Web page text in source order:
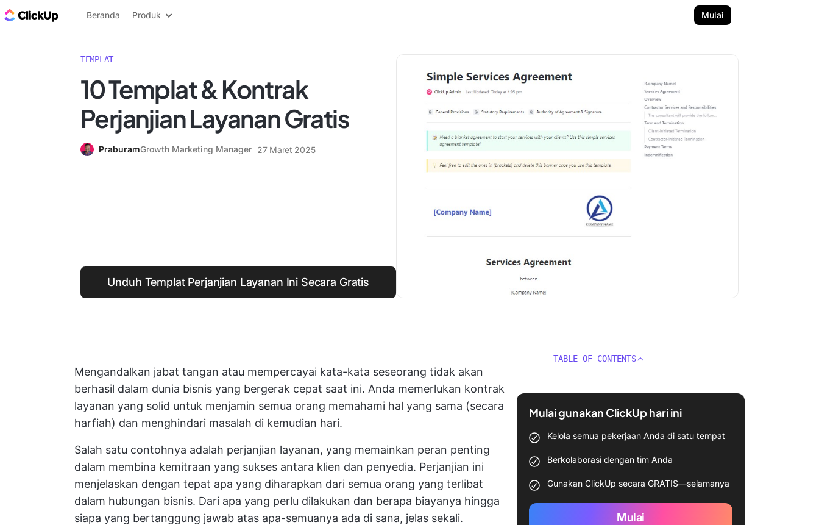
Blog ClickUp
Beranda Produk Mulai
TEMPLAT
10 Templat & Kontrak
Perjanjian Layanan Gratis
PraburamGrowth Marketing Manager 27 Maret 2025
Unduh Templat Perjanjian Layanan Ini Secara Gratis
Mengandalkan jabat tangan atau mempercayai kata-kata seseorang tidak akan
berhasil dalam dunia bisnis yang bergerak cepat saat ini. Anda memerlukan kontrak
layanan yang solid untuk menjamin semua orang memahami hal yang sama (secara
harfiah) dan menghindari masalah di kemudian hari.
Salah satu contohnya adalah perjanjian layanan, yang memainkan peran penting
dalam membina kemitraan yang sukses antara klien dan penyedia. Perjanjian ini
menjelaskan dengan tepat apa yang diharapkan dari semua orang yang terlibat
dalam hubungan bisnis. Dari apa yang perlu dilakukan dan berapa biayanya hingga
siapa yang bertanggung jawab atas apa-semuanya ada di sana, jelas sekali.
TABLE OF CONTENTS
Mulai gunakan ClickUp hari ini
Kelola semua pekerjaan Anda di satu tempat
Berkolaborasi dengan tim Anda
Gunakan ClickUp secara GRATIS—selamanya
Mulai